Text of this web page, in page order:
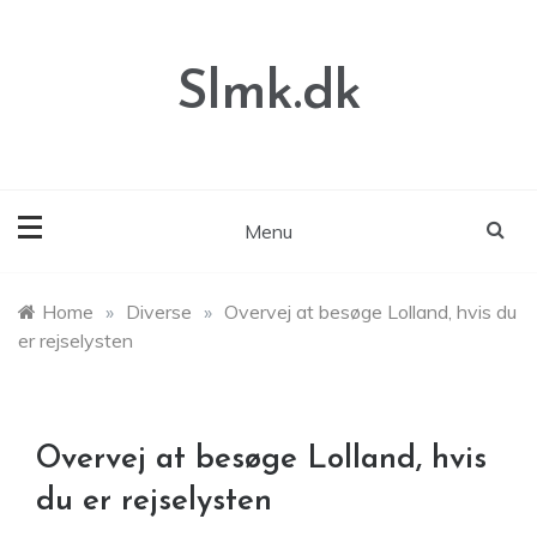
Slmk.dk
Menu
Home » Diverse » Overvej at besøge Lolland, hvis du
er rejselysten
Overvej at besøge Lolland, hvis
du er rejselysten